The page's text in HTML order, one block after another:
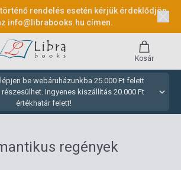
rendelés esetén kérjük érdeklődjön
info@librabooks.hu címen.
be webáruházunkba 25.000 Ft felett
Ingyenes kiszállítás 20.000 Ft
értékhatár felett!
Kosár
regények